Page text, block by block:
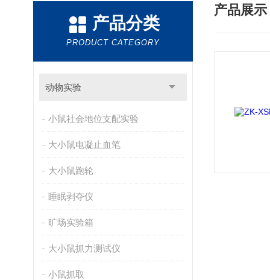
产品分类
PRODUCT CATEGORY
动物实验
小鼠社会地位支配实验
大小鼠电凝止血笔
大小鼠跑轮
睡眠剥夺仪
旷场实验箱
大小鼠抓力测试仪
小鼠抓取
产品展示